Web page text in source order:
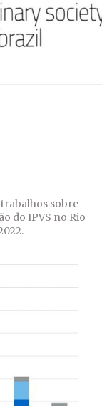
sobre
do IPVS no Rio